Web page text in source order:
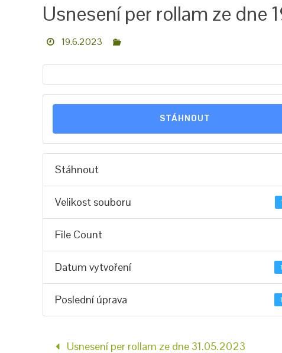
Usnesení per rollam ze dne
19.6.2023
STÁHNOUT
Stáhnout
Velikost souboru
File Count
Datum vytvoření
Poslední úprava
Usnesení per rollam ze dne 31.05.2023